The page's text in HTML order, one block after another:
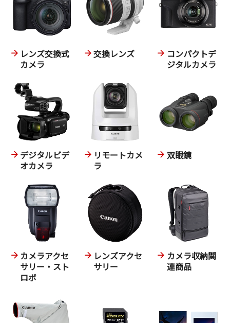
レンズ交換式
カメラ
交換レンズ
コンパクトデ
ジタルカメラ
デジタルビデ
オカメラ
リモートカメ
ラ
双眼鏡
カメラアクセ
サリー・スト
ロボ
レンズアクセ
サリー
カメラ収納関
連商品